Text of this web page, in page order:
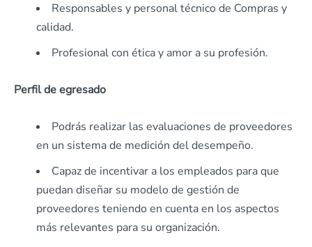
Responsables y personal técnico de Compras y
calidad.
Profesional con ética y amor a su profesión.
Perfil de egresado
Podrás realizar las evaluaciones de proveedores
en un sistema de medición del desempeño.
Capaz de incentivar a los empleados para que
puedan diseñar su modelo de gestión de
proveedores teniendo en cuenta en los aspectos
más relevantes para su organización.